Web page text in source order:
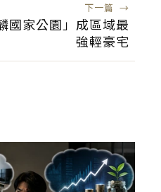
下一篇 →
國家公園」成區域最
強輕豪宅